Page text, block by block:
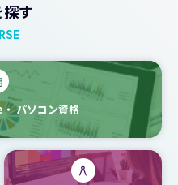
す
パソコン資格